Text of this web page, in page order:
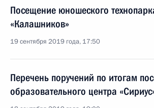
Посещение юношеского
«Калашников»
19 сентября 2019 года, 17:50
Перечень поручений по итогам
образовательного центра